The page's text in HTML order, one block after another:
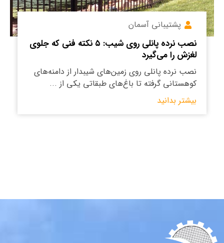
پشتیبانی آسمان
نصب نرده پانلی روی شیب: ۵ نکته فنی که جلوی
لغزش را می‌گیرد
نصب نرده پانلی روی زمین‌های شیبدار از دامنه‌های
کوهستانی گرفته تا باغ‌های طبقاتی یکی از ...
بیشتر بدانید